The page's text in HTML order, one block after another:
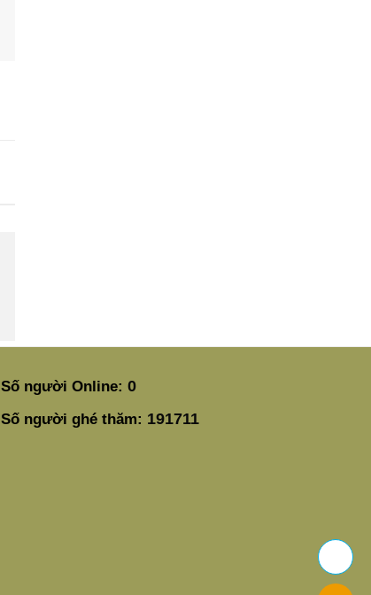
Số người Online: 0
Số người ghé thăm: 191711